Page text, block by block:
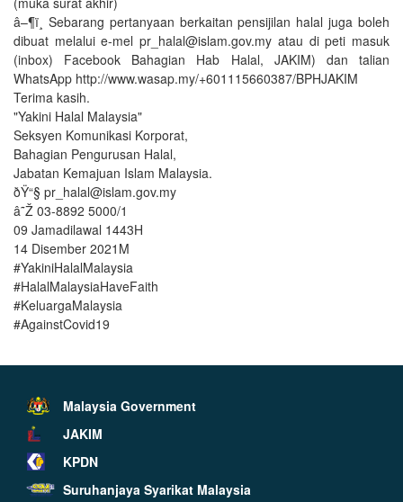
â–¶ï¸ Sebarang pertanyaan berkaitan pensijilan halal juga boleh
dibuat melalui e-mel pr_halal@islam.gov.my atau di peti masuk
(inbox) Facebook Bahagian Hab Halal, JAKIM) dan talian
WhatsApp http://www.wasap.my/+601115660387/BPHJAKIM
Terima kasih.
"Yakini Halal Malaysia"
Seksyen Komunikasi Korporat,
Bahagian Pengurusan Halal,
Jabatan Kemajuan Islam Malaysia.
ðŸ“§ pr_halal@islam.gov.my
â˜Ž 03-8892 5000/1
09 Jamadilawal 1443H
14 Disember 2021M
#YakiniHalalMalaysia
#HalalMalaysiaHaveFaith
#KeluargaMalaysia
#AgainstCovid19
Malaysia Government
JAKIM
KPDN
Suruhanjaya Syarikat Malaysia